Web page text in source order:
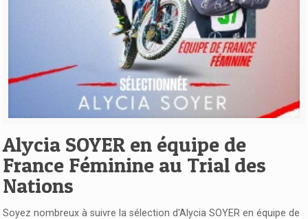
Voir l'article
Alycia SOYER en équipe de
France Féminine au Trial des
Nations
Soyez nombreux à suivre la sélection d'Alycia SOYER en équipe de